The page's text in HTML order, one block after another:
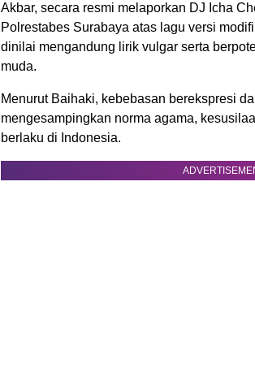
Akbar, secara resmi melaporkan DJ Icha
Polrestabes Surabaya atas lagu versi
dinilai mengandung lirik vulgar serta
muda.
Menurut Baihaki, kebebasan berekspresi
mengesampingkan norma agama,
berlaku di Indonesia.